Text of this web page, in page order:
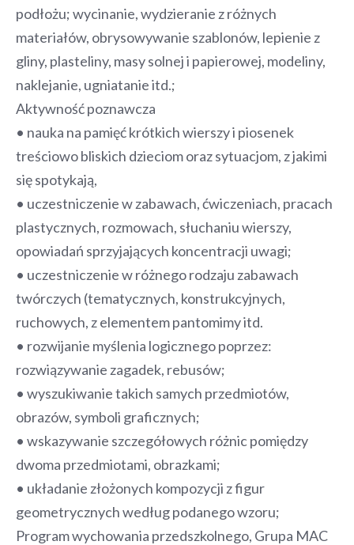
podłożu; wycinanie, wydzieranie z różnych
materiałów, obrysowywanie szablonów, lepienie z
gliny, plasteliny, masy solnej i papierowej, modeliny,
naklejanie, ugniatanie itd.;
Aktywność poznawcza
• nauka na pamięć krótkich wierszy i piosenek
treściowo bliskich dzieciom oraz sytuacjom, z jakimi
się spotykają,
• uczestniczenie w zabawach, ćwiczeniach, pracach
plastycznych, rozmowach, słuchaniu wierszy,
opowiadań sprzyjających koncentracji uwagi;
• uczestniczenie w różnego rodzaju zabawach
twórczych (tematycznych, konstrukcyjnych,
ruchowych, z elementem pantomimy itd.
• rozwijanie myślenia logicznego poprzez:
rozwiązywanie zagadek, rebusów;
• wyszukiwanie takich samych przedmiotów,
obrazów, symboli graficznych;
• wskazywanie szczegółowych różnic pomiędzy
dwoma przedmiotami, obrazkami;
• układanie złożonych kompozycji z figur
geometrycznych według podanego wzoru;
Program wychowania przedszkolnego, Grupa MAC